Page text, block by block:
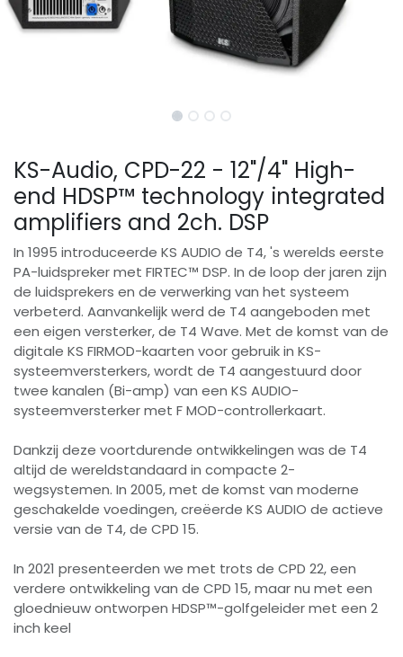
KS-Audio, CPD-22 - 12"/4" High-
end HDSP™ technology integrated
amplifiers and 2ch. DSP
In 1995 introduceerde KS AUDIO de T4, 's werelds eerste
PA-luidspreker met FIRTEC™ DSP. In de loop der jaren zijn
de luidsprekers en de verwerking van het systeem
verbeterd. Aanvankelijk werd de T4 aangeboden met
een eigen versterker, de T4 Wave. Met de komst van de
digitale KS FIRMOD-kaarten voor gebruik in KS-
systeemversterkers, wordt de T4 aangestuurd door
twee kanalen (Bi-amp) van een KS AUDIO-
systeemversterker met F MOD-controllerkaart.
Dankzij deze voortdurende ontwikkelingen was de T4
altijd de wereldstandaard in compacte 2-
wegsystemen. In 2005, met de komst van moderne
geschakelde voedingen, creëerde KS AUDIO de actieve
versie van de T4, de CPD 15.
In 2021 presenteerden we met trots de CPD 22, een
verdere ontwikkeling van de CPD 15, maar nu met een
gloednieuw ontworpen HDSP™-golfgeleider met een 2
inch keel